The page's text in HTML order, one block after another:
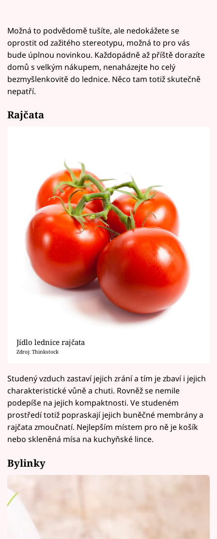
Možná to podvědomě tušíte, ale nedokážete se
oprostit od zažitého stereotypu, možná to pro vás
bude úplnou novinkou. Každopádně až příště dorazíte
domů s velkým nákupem, nenaházejte ho celý
bezmyšlenkovitě do lednice. Něco tam totiž skutečně
nepatří.
Rajčata
Jídlo lednice rajčata
Zdroj: Thinkstock
Studený vzduch zastaví jejich zrání a tím je zbaví i jejich
charakteristické vůně a chuti. Rovněž se nemile
podepíše na jejich kompaktnosti. Ve studeném
prostředí totiž popraskají jejich buněčné membrány a
rajčata zmoučnatí. Nejlepším místem pro ně je košík
nebo skleněná mísa na kuchyňské lince.
Bylinky